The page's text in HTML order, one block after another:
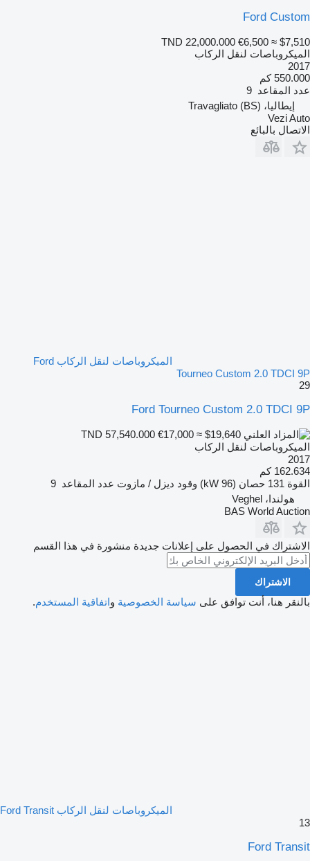
Ford Custom
TND 22,000.000 €6,500 ≈ $7,510
الميكروباصات لنقل الركاب
2017
550.000 كم
عدد المقاعد 9
إيطاليا، Travagliato (BS)
Vezi Auto
الاتصال بالبائع
الميكروباصات لنقل الركاب Ford
Tourneo Custom 2.0 TDCI 9P
29
Ford Tourneo Custom 2.0 TDCI 9P
€17,000 ≈ $19,640
الميكروباصات لنقل الركاب
2017
162.634 كم
القوة 131 حصان (96 kW) وقود ديزل / مازوت عدد المقاعد 9
هولندا، Veghel
BAS World Auction
الاشتراك في الحصول على إعلانات جديدة منشورة في هذا القسم
الاشتراك
بالنقر هنا، أنت توافق على سياسة الخصوصية واتفاقية المستخدم.
الميكروباصات لنقل الركاب Ford Transit
13
Ford Transit